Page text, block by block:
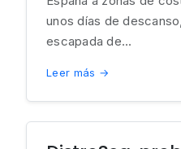
unos días de
escapada de...
Leer más →